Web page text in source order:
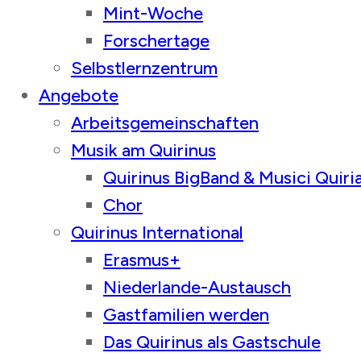
Mint-Woche
Forschertage
Selbstlernzentrum
Angebote
Arbeitsgemeinschaften
Musik am Quirinus
Quirinus BigBand & Musici
Chor
Quirinus International
Erasmus+
Niederlande-Austausch
Gastfamilien werden
Das Quirinus als Gastschule